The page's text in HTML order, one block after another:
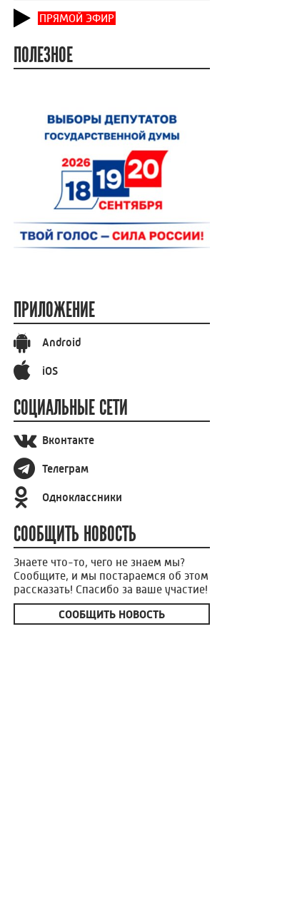
ПРЯМОЙ ЭФИР
ПОЛЕЗНОЕ
ПРИЛОЖЕНИЕ
Android
iOS
СОЦИАЛЬНЫЕ СЕТИ
Вконтакте
Телеграм
Одноклассники
СООБЩИТЬ НОВОСТЬ
Знаете что-то, чего не знаем мы?
Сообщите, и мы постараемся об этом
рассказать! Спасибо за ваше участие!
СООБЩИТЬ НОВОСТЬ